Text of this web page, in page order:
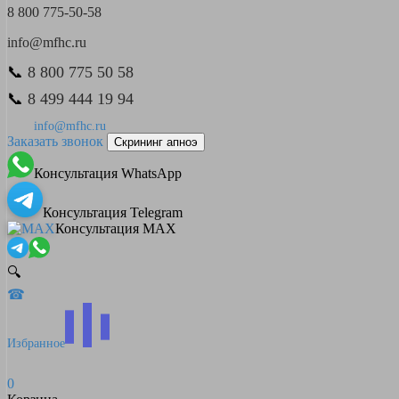
8 800 775-50-58
info@mfhc.ru
📞 8 800 775 50 58
📞 8 499 444 19 94
info@mfhc.ru
Заказать звонок Скрининг апноэ
Консультация WhatsApp
Консультация Telegram
Консультация MAX
🔍
☎
Избранное
0